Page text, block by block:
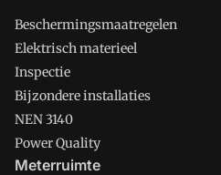
Beschermingsmaatregelen
Elektrisch materieel
Inspectie
Bijzondere installaties
NEN 3140
Power Quality
Meterruimte